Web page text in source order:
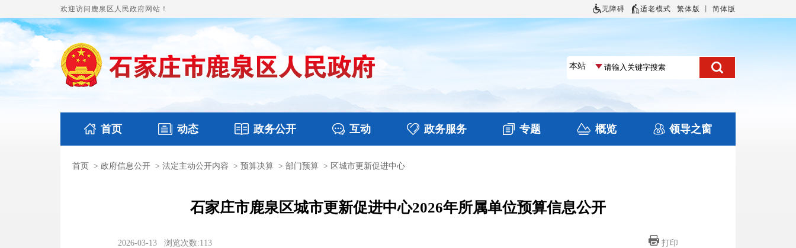
欢迎访问鹿泉区人民政府网站！ 无障碍 适老模式 繁体版 简体版
首页 动态
国务要闻 鹿泉要闻 图片新闻 视频播报 部门工作
政务公开
本区文件 财政预决算
互动
政务咨询
政务服务 专题
涉企收费目录清单
概览 领导之窗
首页 > 政府信息公开 > 法定主动公开内容 > 预算决算 > 部门预算 > 区城市更新促进中心
石家庄市鹿泉区城市更新促进中心2026年所属单位预算信息公开
2026-03-13 浏览次数:113 打印